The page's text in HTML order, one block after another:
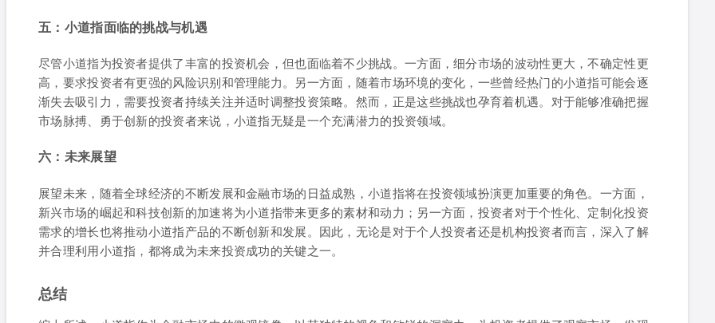
五：小道指面临的挑战与机遇
尽管小道指为投资者提供了丰富的投资机会，但也面临着不少挑战。一方面，细分市场的波动性更大，不确定性更
高，要求投资者有更强的风险识别和管理能力。另一方面，随着市场环境的变化，一些曾经热门的小道指可能会逐
渐失去吸引力，需要投资者持续关注并适时调整投资策略。然而，正是这些挑战也孕育着机遇。对于能够准确把握
市场脉搏、勇于创新的投资者来说，小道指无疑是一个充满潜力的投资领域。
六：未来展望
展望未来，随着全球经济的不断发展和金融市场的日益成熟，小道指将在投资领域扮演更加重要的角色。一方面，
新兴市场的崛起和科技创新的加速将为小道指带来更多的素材和动力；另一方面，投资者对于个性化、定制化投资
需求的增长也将推动小道指产品的不断创新和发展。因此，无论是对于个人投资者还是机构投资者而言，深入了解
并合理利用小道指，都将成为未来投资成功的关键之一。
总结